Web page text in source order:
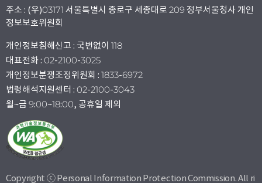
주소 : (우)03171 서울특별시 종로구 세종대로 209 정부서울청사 개인
정보보호위원회
개인정보침해신고 : 국번없이 118
대표전화 : 02-2100-3025
개인정보분쟁조정위원회 : 1833-6972
법령해석지원센터 : 02-2100-3043
월~금 9:00~18:00, 공휴일 제외
Copyright ⓒ Personal Information Protection Commission. All ri